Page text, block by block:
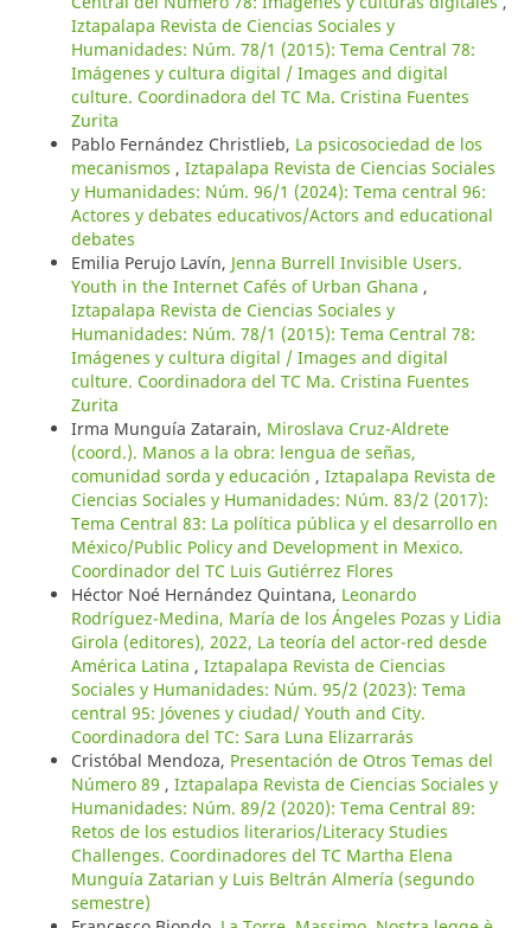
Iztapalapa Revista de Ciencias Sociales y
Humanidades: Núm. 78/1 (2015): Tema Central 78:
Imágenes y cultura digital / Images and digital
culture. Coordinadora del TC Ma. Cristina Fuentes
Zurita
Pablo Fernández Christlieb, La psicosociedad de los
mecanismos , Iztapalapa Revista de Ciencias Sociales
y Humanidades: Núm. 96/1 (2024): Tema central 96:
Actores y debates educativos/Actors and educational
debates
Emilia Perujo Lavín, Jenna Burrell Invisible Users.
Youth in the Internet Cafés of Urban Ghana ,
Iztapalapa Revista de Ciencias Sociales y
Humanidades: Núm. 78/1 (2015): Tema Central 78:
Imágenes y cultura digital / Images and digital
culture. Coordinadora del TC Ma. Cristina Fuentes
Zurita
Irma Munguía Zatarain, Miroslava Cruz-Aldrete
(coord.). Manos a la obra: lengua de señas,
comunidad sorda y educación , Iztapalapa Revista de
Ciencias Sociales y Humanidades: Núm. 83/2 (2017):
Tema Central 83: La política pública y el desarrollo en
México/Public Policy and Development in Mexico.
Coordinador del TC Luis Gutiérrez Flores
Héctor Noé Hernández Quintana, Leonardo
Rodríguez-Medina, María de los Ángeles Pozas y Lidia
Girola (editores), 2022, La teoría del actor-red desde
América Latina , Iztapalapa Revista de Ciencias
Sociales y Humanidades: Núm. 95/2 (2023): Tema
central 95: Jóvenes y ciudad/ Youth and City.
Coordinadora del TC: Sara Luna Elizarrarás
Cristóbal Mendoza, Presentación de Otros Temas del
Número 89 , Iztapalapa Revista de Ciencias Sociales y
Humanidades: Núm. 89/2 (2020): Tema Central 89:
Retos de los estudios literarios/Literacy Studies
Challenges. Coordinadores del TC Martha Elena
Munguía Zatarian y Luis Beltrán Almería (segundo
semestre)